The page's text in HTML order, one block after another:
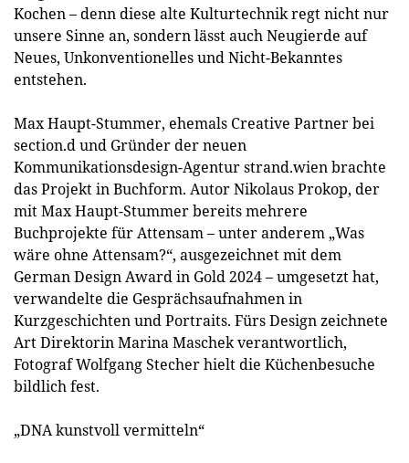
Kochen – denn diese alte Kulturtechnik regt nicht nur
unsere Sinne an, sondern lässt auch Neugierde auf
Neues, Unkonventionelles und Nicht-Bekanntes
entstehen.
Max Haupt-Stummer, ehemals Creative Partner bei
section.d und Gründer der neuen
Kommunikationsdesign-Agentur strand.wien brachte
das Projekt in Buchform. Autor Nikolaus Prokop, der
mit Max Haupt-Stummer bereits mehrere
Buchprojekte für Attensam – unter anderem „Was
wäre ohne Attensam?“, ausgezeichnet mit dem
German Design Award in Gold 2024 – umgesetzt hat,
verwandelte die Gesprächsaufnahmen in
Kurzgeschichten und Portraits. Fürs Design zeichnete
Art Direktorin Marina Maschek verantwortlich,
Fotograf Wolfgang Stecher hielt die Küchenbesuche
bildlich fest.
„DNA kunstvoll vermitteln“